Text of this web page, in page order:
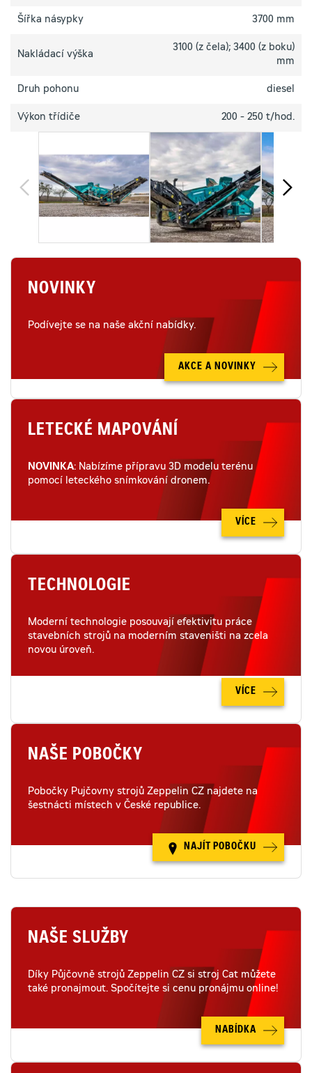
Šířka násypky 3700 mm
Nakládací výška
3100 (z čela); 3400 (z boku)
mm
Druh pohonu diesel
Výkon třídiče 200 - 250 t/hod.
NOVINKY
Podívejte se na naše akční nabídky.
AKCE A NOVINKY
LETECKÉ MAPOVÁNÍ
NOVINKA: Nabízíme přípravu 3D modelu terénu
pomocí leteckého snímkování dronem.
VÍCE
TECHNOLOGIE
Moderní technologie posouvají efektivitu práce
stavebních strojů na moderním staveništi na zcela
novou úroveň.
VÍCE
NAŠE POBOČKY
Pobočky Pujčovny strojů Zeppelin CZ najdete na
šestnácti místech v České republice.
NAJÍT POBOČKU
NAŠE SLUŽBY
Díky Půjčovně strojů Zeppelin CZ si stroj Cat můžete
také pronajmout. Spočítejte si cenu pronájmu online!
NABÍDKA